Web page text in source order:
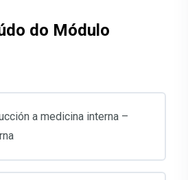
do Módulo
a medicina interna –